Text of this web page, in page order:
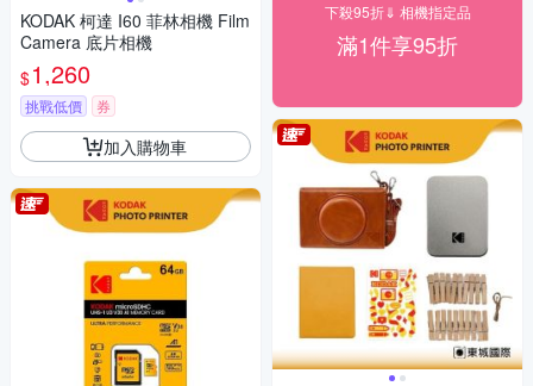
KODAK 柯達 I60 菲林相機 Film
Camera 底片相機
$1,260
挑戰低價 券
加入購物車
下殺95折⇓ 相機指定品
滿1件享95折